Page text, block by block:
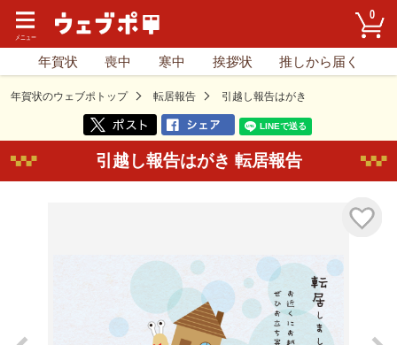
0
年賀状 喪中 寒中 挨拶状 推しから届く
年賀状のウェブポトップ 転居報告 引越し報告はがき
引越し報告はがき 転居報告